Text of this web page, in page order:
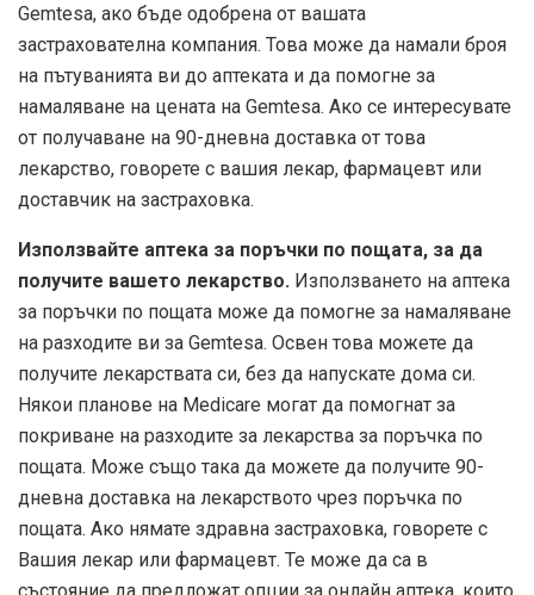
Gemtesa, ако бъде одобрена от вашата
застрахователна компания. Това може да намали броя
на пътуванията ви до аптеката и да помогне за
намаляване на цената на Gemtesa. Ако се интересувате
от получаване на 90-дневна доставка от това
лекарство, говорете с вашия лекар, фармацевт или
доставчик на застраховка.
Използвайте аптека за поръчки по пощата, за да
получите вашето лекарство. Използването на аптека
за поръчки по пощата може да помогне за намаляване
на разходите ви за Gemtesa. Освен това можете да
получите лекарствата си, без да напускате дома си.
Някои планове на Medicare могат да помогнат за
покриване на разходите за лекарства за поръчка по
пощата. Може също така да можете да получите 90-
дневна доставка на лекарството чрез поръчка по
пощата. Ако нямате здравна застраховка, говорете с
Вашия лекар или фармацевт. Те може да са в
състояние да предложат опции за онлайн аптека, които